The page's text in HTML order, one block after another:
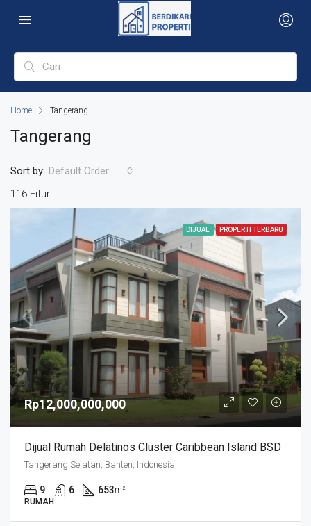
Home Tangerang
Tangerang
116 Fitur
Sort by: Default Order
DIJUAL PROPERTI TERBARU
Rp12,000,000,000
Dijual Rumah Delatinos Cluster Caribbean Island BSD
Tangerang Selatan, Banten, Indonesia
9 6 653m²
RUMAH